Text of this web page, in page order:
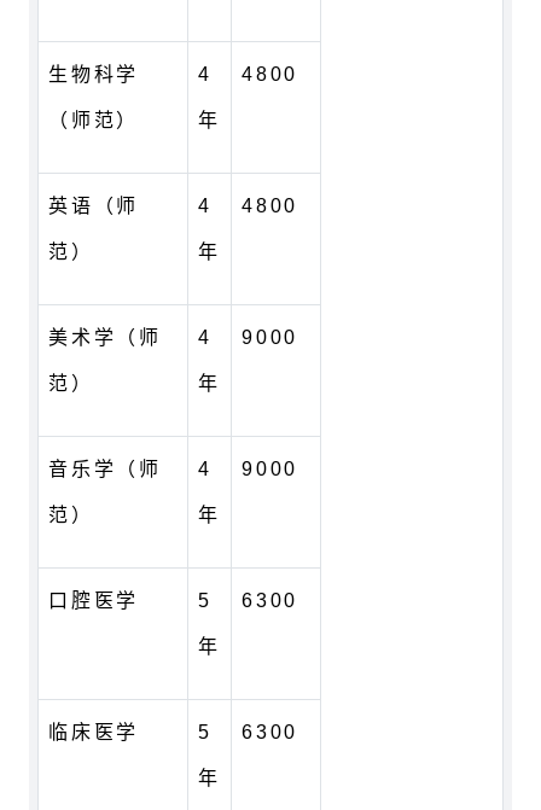
生物科学
（师范）
4
年
4800
英语（师
范）
4
年
4800
美术学（师
范）
4
年
9000
音乐学（师
范）
4
年
9000
口腔医学 5
年
6300
临床医学 5
年
6300